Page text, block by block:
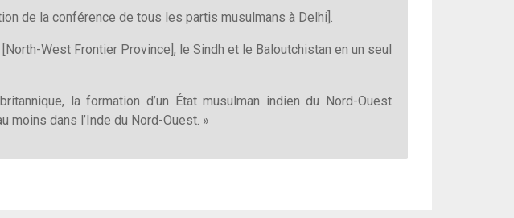
de la conférence de tous les partis musulmans à Delhi].
West Frontier Province], le Sindh et le Baloutchistan en un seul
la formation d’un État musulman indien du Nord-Ouest
moins dans l’Inde du Nord-Ouest. »